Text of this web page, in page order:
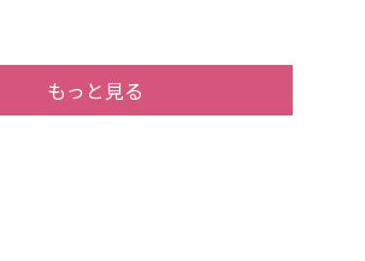
もっと見る